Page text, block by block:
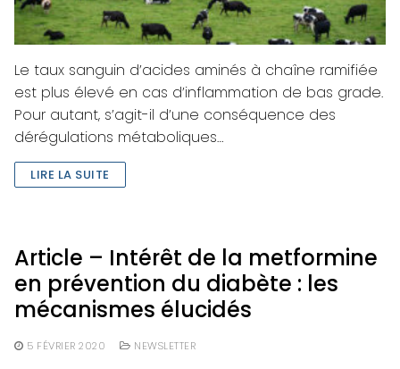
Le taux sanguin d’acides aminés à chaîne ramifiée
est plus élevé en cas d’inflammation de bas grade.
Pour autant, s’agit-il d’une conséquence des
dérégulations métaboliques…
LIRE LA SUITE
Article – Intérêt de la metformine
en prévention du diabète : les
mécanismes élucidés
5 FÉVRIER 2020 NEWSLETTER